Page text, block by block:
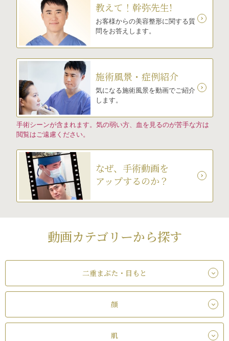
教えて！幹弥先生!
お客様からの美容整形に関する質
問をお答えします。
施術風景・症例紹介
気になる施術風景を動画でご紹介
します。
手術シーンが含まれます。気の弱い方、血を見るのが苦手な方は
閲覧はご遠慮ください。
なぜ、手術動画を
アップするのか？
動画カテゴリーから探す
二重まぶた・目もと
顔
肌